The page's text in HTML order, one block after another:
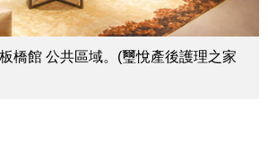
橋館 公共區域。(璽悅產後護理之家